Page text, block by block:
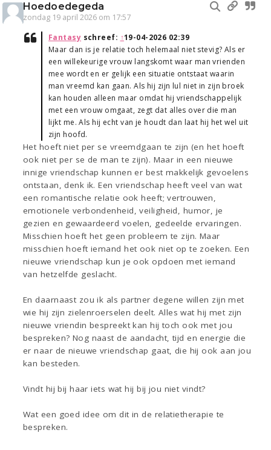
Hoedoedegeda
zondag 19 april 2026 om 17:57
Fantasy schreef: ↑19-04-2026 02:39
Maar dan is je relatie toch helemaal niet stevig? Als er
een willekeurige vrouw langskomt waar man vrienden
mee wordt en er gelijk een situatie ontstaat waarin
man vreemd kan gaan. Als hij zijn lul niet in zijn broek
kan houden alleen maar omdat hij vriendschappelijk
met een vrouw omgaat, zegt dat alles over die man
lijkt me. Als hij echt van je houdt dan laat hij het wel uit
zijn hoofd.
Het hoeft niet per se vreemdgaan te zijn (en het hoeft
ook niet per se de man te zijn). Maar in een nieuwe
innige vriendschap kunnen er best makkelijk gevoelens
ontstaan, denk ik. Een vriendschap heeft veel van wat
een romantische relatie ook heeft; vertrouwen,
emotionele verbondenheid, veiligheid, humor, je
gezien en gewaardeerd voelen, gedeelde ervaringen.
Misschien hoeft het geen probleem te zijn. Maar
misschien hoeft iemand het ook niet op te zoeken. Een
nieuwe vriendschap kun je ook opdoen met iemand
van hetzelfde geslacht.
En daarnaast zou ik als partner degene willen zijn met
wie hij zijn zielenroerselen deelt. Alles wat hij met zijn
nieuwe vriendin bespreekt kan hij toch ook met jou
bespreken? Nog naast de aandacht, tijd en energie die
er naar de nieuwe vriendschap gaat, die hij ook aan jou
kan besteden.
Vindt hij bij haar iets wat hij bij jou niet vindt?
Wat een goed idee om dit in de relatietherapie te
bespreken.